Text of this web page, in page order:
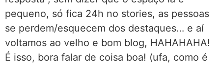
pequeno, só fica 24h no stories, as pessoas
se perdem/esquecem dos destaques… e aí
voltamos ao velho e bom blog, HAHAHAHA!
É isso, bora falar de coisa boa! (ufa, como é